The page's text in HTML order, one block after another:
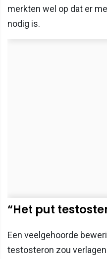
merkten wel op dat er
nodig is.
“Het put
Een veelgehoorde
testosteron zou